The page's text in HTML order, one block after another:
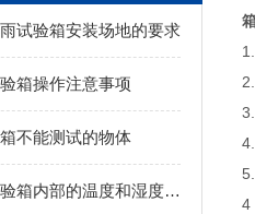
试验箱安装场地的要求
箱操作注意事项
不能测试的物体
恒温恒湿试验箱内部的温度和湿度是怎么控制的呢？
4